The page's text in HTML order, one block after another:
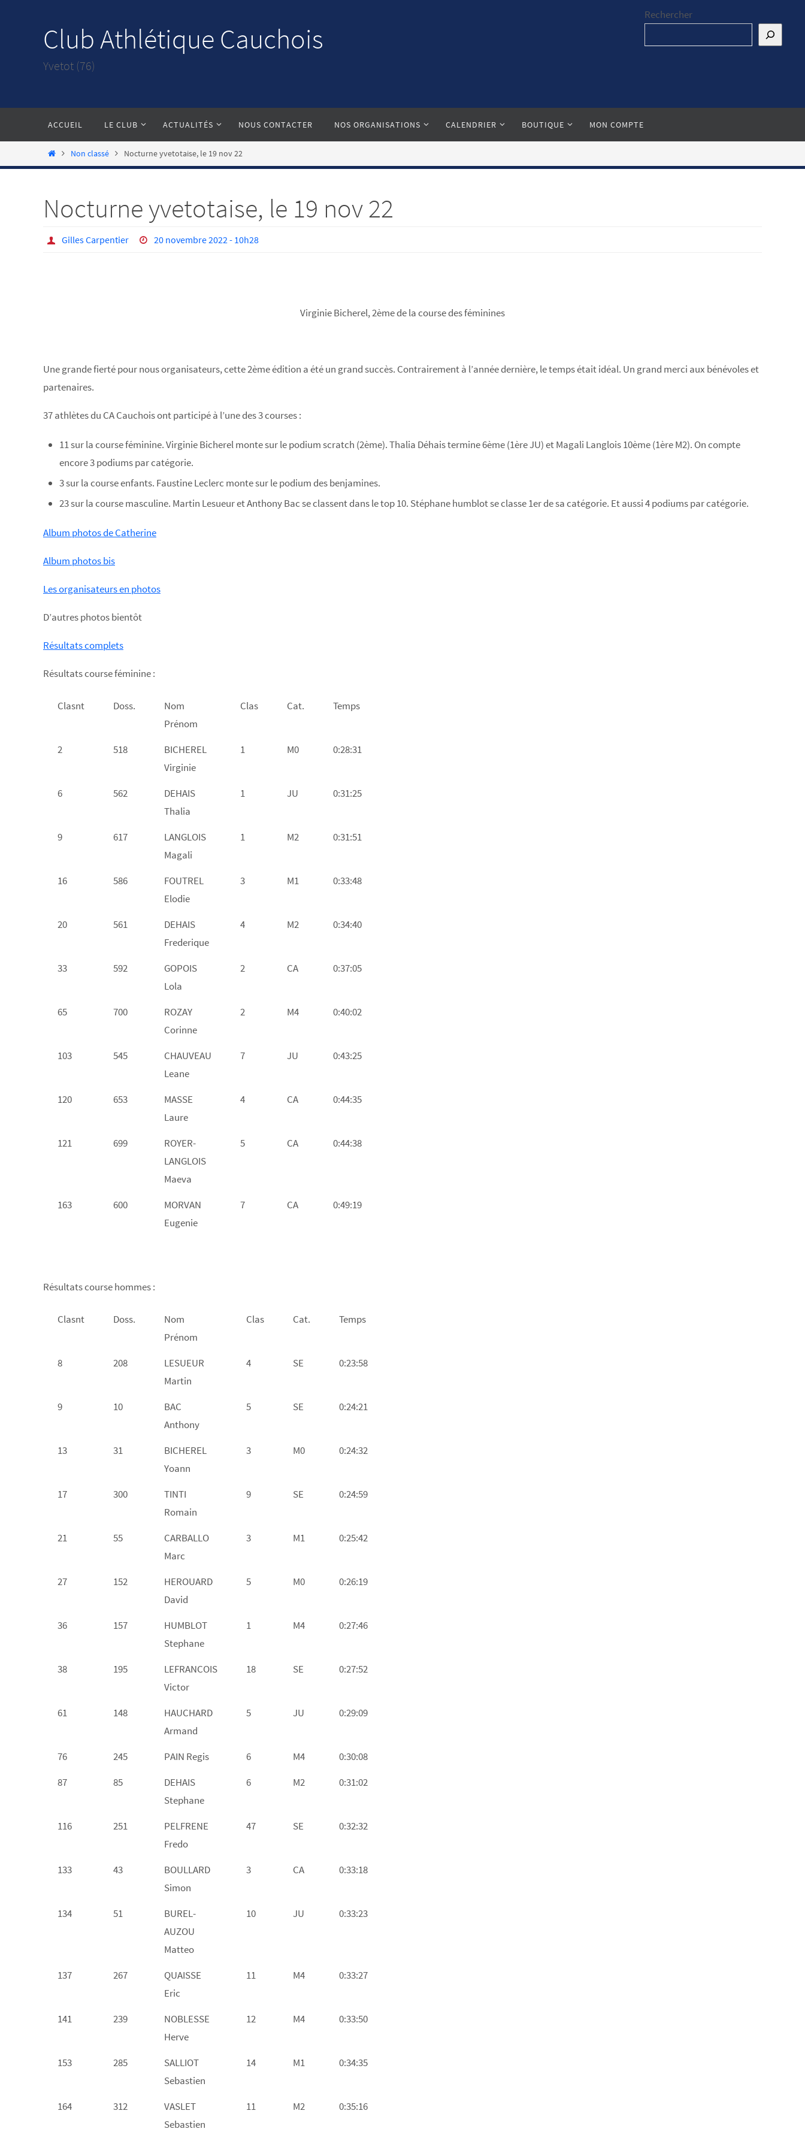
Club Athlétique Cauchois
Yvetot (76)
Rechercher
le
ACCUEIL LE CLUB ACTUALITÉS NOUS CONTACTER NOS ORGANISATIONS CALENDRIER BOUTIQUE MON COMPTE
HomeNon classé Nocturne yvetotaise, le 19 nov 22
Nocturne yvetotaise, le 19 nov 22
Gilles Carpentier 20 novembre 2022 - 10h28
Virginie Bicherel, 2ème de la course des féminines
Une grande fierté pour nous organisateurs, cette 2ème édition a été un grand succès. Contrairement à l’année dernière, le temps était idéal. Un grand merci aux bénévoles et
partenaires.
37 athlètes du CA Cauchois ont participé à l’une des 3 courses :
11 sur la course féminine. Virginie Bicherel monte sur le podium scratch (2ème). Thalia Déhais termine 6ème (1ère JU) et Magali Langlois 10ème (1ère M2). On compte
encore 3 podiums par catégorie.
3 sur la course enfants. Faustine Leclerc monte sur le podium des benjamines.
23 sur la course masculine. Martin Lesueur et Anthony Bac se classent dans le top 10. Stéphane humblot se classe 1er de sa catégorie. Et aussi 4 podiums par catégorie.
Album photos de Catherine
Album photos bis
Les organisateurs en photos
D’autres photos bientôt
Résultats complets
Résultats course féminine :
Clasnt Doss.
Nom
Prénom
Clas Cat. Temps
2 518
BICHEREL
Virginie
1 M0 0:28:31
6 562
DEHAIS
Thalia
1 JU 0:31:25
9 617
LANGLOIS
Magali
1 M2 0:31:51
16 586
FOUTREL
Elodie
3 M1 0:33:48
20 561
DEHAIS
Frederique
4 M2 0:34:40
33 592
GOPOIS
Lola
2 CA 0:37:05
65 700
ROZAY
Corinne
2 M4 0:40:02
103 545
CHAUVEAU
Leane
7 JU 0:43:25
120 653
MASSE
Laure
4 CA 0:44:35
121 699
ROYER-
LANGLOIS
Maeva
5 CA 0:44:38
163 600
MORVAN
Eugenie
7 CA 0:49:19
Résultats course hommes :
Clasnt Doss.
Nom
Prénom
Clas Cat. Temps
8 208
LESUEUR
Martin
4 SE 0:23:58
9 10
BAC
Anthony
5 SE 0:24:21
13 31
BICHEREL
Yoann
3 M0 0:24:32
17 300
TINTI
Romain
9 SE 0:24:59
21 55
CARBALLO
Marc
3 M1 0:25:42
27 152
HEROUARD
David
5 M0 0:26:19
36 157
HUMBLOT
Stephane
1 M4 0:27:46
38 195
LEFRANCOIS
Victor
18 SE 0:27:52
61 148
HAUCHARD
Armand
5 JU 0:29:09
76 245 PAIN Regis 6 M4
0:30:08
87
85
DEHAIS
Stephane
6 M2 0:31:02
116 251
PELFRENE
Fredo
47 SE 0:32:32
133 43
BOULLARD
Simon
3 CA 0:33:18
134 51
BUREL-
AUZOU
Matteo
10 JU 0:33:23
137 267
QUAISSE
Eric
11 M4 0:33:27
141 239
NOBLESSE
Herve
12 M4 0:33:50
153 285
SALLIOT
Sebastien
14 M1 0:34:35
164 312
VASLET
Sebastien
11 M2 0:35:16